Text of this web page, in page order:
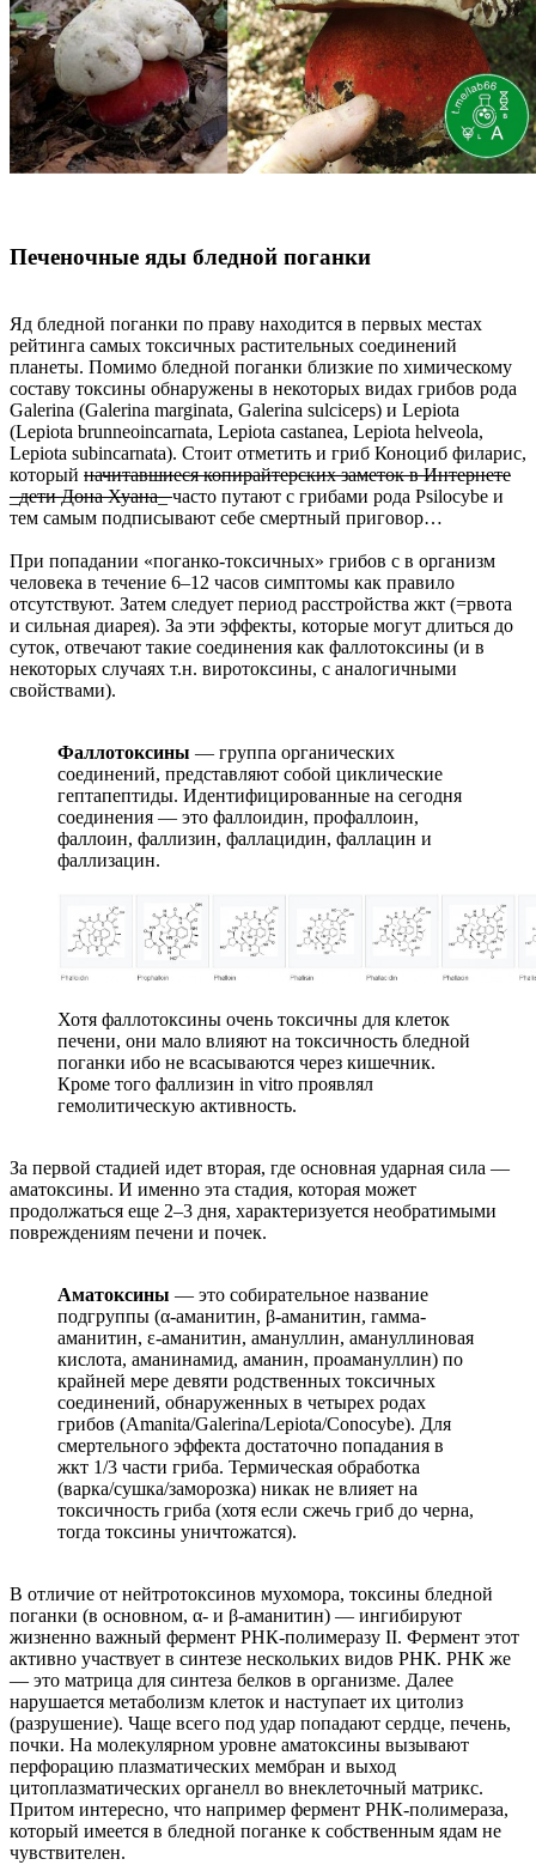
Печеночные яды бледной поганки
Яд бледной поганки по праву находится в первых местах
рейтинга самых токсичных растительных соединений
планеты. Помимо бледной поганки близкие по химическому
составу токсины обнаружены в некоторых видах грибов рода
Galerina (Galerina marginata, Galerina sulciceps) и Lepiota
(Lepiota brunneoincarnata, Lepiota castanea, Lepiota helveola,
Lepiota subincarnata). Стоит отметить и гриб Коноциб филарис,
который начитавшиеся копирайтерских заметок в Интернете
_дети Дона Хуана_часто путают с грибами рода Psilocybe и
тем самым подписывают себе смертный приговор…
При попадании «поганко-токсичных» грибов с в организм
человека в течение 6–12 часов симптомы как правило
отсутствуют. Затем следует период расстройства жкт (=рвота
и сильная диарея). За эти эффекты, которые могут длиться до
суток, отвечают такие соединения как фаллотоксины (и в
некоторых случаях т.н. виротоксины, с аналогичными
свойствами).
Фаллотоксины — группа органических
соединений, представляют собой циклические
гептапептиды. Идентифицированные на сегодня
соединения — это фаллоидин, профаллоин,
фаллоин, фаллизин, фаллацидин, фаллацин и
фаллизацин.
Хотя фаллотоксины очень токсичны для клеток
печени, они мало влияют на токсичность бледной
поганки ибо не всасываются через кишечник.
Кроме того фаллизин in vitro проявлял
гемолитическую активность.
За первой стадией идет вторая, где основная ударная сила —
аматоксины. И именно эта стадия, которая может
продолжаться еще 2–3 дня, характеризуется необратимыми
повреждениям печени и почек.
Аматоксины — это собирательное название
подгруппы (α-аманитин, β-аманитин, гамма-
аманитин, ε-аманитин, амануллин, амануллиновая
кислота, аманинамид, аманин, проамануллин) по
крайней мере девяти родственных токсичных
соединений, обнаруженных в четырех родах
грибов (Amanita/Galerina/Lepiota/Conocybe). Для
смертельного эффекта достаточно попадания в
жкт 1/3 части гриба. Термическая обработка
(варка/сушка/заморозка) никак не влияет на
токсичность гриба (хотя если сжечь гриб до черна,
тогда токсины уничтожатся).
В отличие от нейтротоксинов мухомора, токсины бледной
поганки (в основном, α- и β-аманитин) — ингибируют
жизненно важный фермент РНК-полимеразу II. Фермент этот
активно участвует в синтезе нескольких видов РНК. РНК же
— это матрица для синтеза белков в организме. Далее
нарушается метаболизм клеток и наступает их цитолиз
(разрушение). Чаще всего под удар попадают сердце, печень,
почки. На молекулярном уровне аматоксины вызывают
перфорацию плазматических мембран и выход
цитоплазматических органелл во внеклеточный матрикс.
Притом интересно, что например фермент РНК-полимераза,
который имеется в бледной поганке к собственным ядам не
чувствителен.